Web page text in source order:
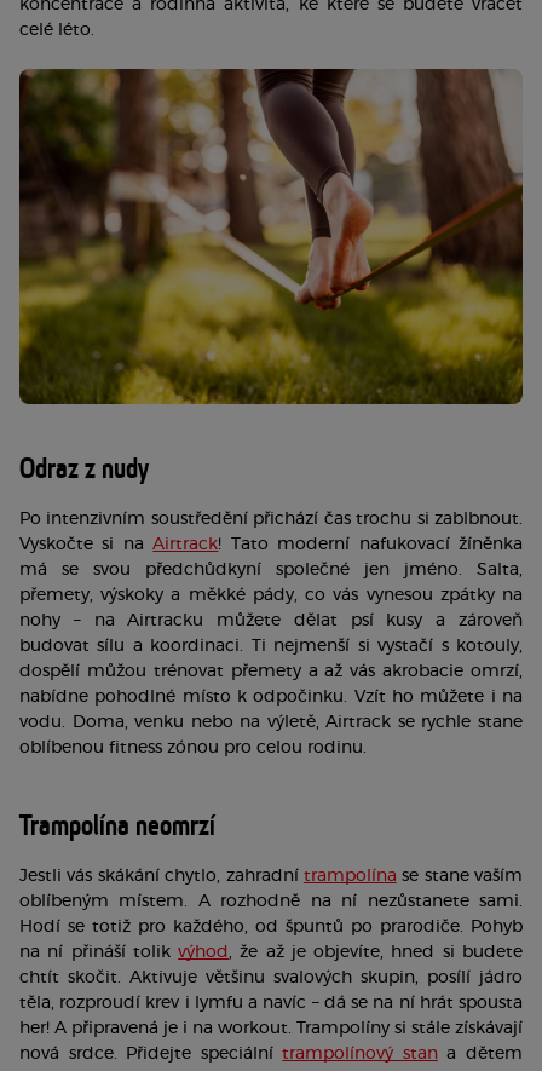
koncentrace a rodinná aktivita, ke které se budete vracet
celé léto.
Odraz z nudy
Po intenzivním soustředění přichází čas trochu si zablbnout.
Vyskočte si na Airtrack! Tato moderní nafukovací žíněnka
má se svou předchůdkyní společné jen jméno. Salta,
přemety, výskoky a měkké pády, co vás vynesou zpátky na
nohy – na Airtracku můžete dělat psí kusy a zároveň
budovat sílu a koordinaci. Ti nejmenší si vystačí s kotouly,
dospělí můžou trénovat přemety a až vás akrobacie omrzí,
nabídne pohodlné místo k odpočinku. Vzít ho můžete i na
vodu. Doma, venku nebo na výletě, Airtrack se rychle stane
oblíbenou fitness zónou pro celou rodinu.
Trampolína neomrzí
Jestli vás skákání chytlo, zahradní trampolína se stane vaším
oblíbeným místem. A rozhodně na ní nezůstanete sami.
Hodí se totiž pro každého, od špuntů po prarodiče.
Pohyb
na ní přináší tolik výhod , že až je objevíte, hned si budete
chtít skočit. Aktivuje většinu svalových skupin, posílí jádro
těla, rozproudí krev i lymfu a navíc – dá se na ní hrát spousta
her! A připravená je i na workout. Trampolíny si stále získávají
nová srdce. Přidejte speciální trampolínový stan a dětem